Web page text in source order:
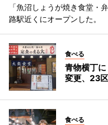
「魚沼しょうが焼き食堂・
路駅近くにオープンした。
食べる
青物横丁
変更、23
食べる